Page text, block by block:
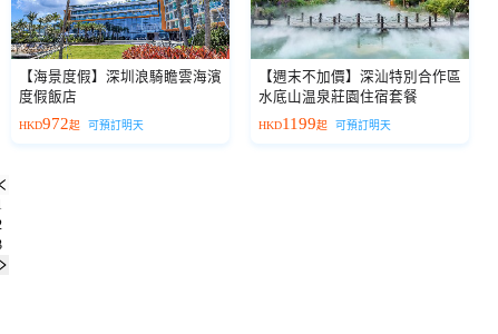
【海景度假】深圳浪騎瞻雲海濱
度假飯店
HKD972起 可預訂明天
【週末不加價】深汕特別合作區
水底山温泉莊園住宿套餐
HKD1199起 可預訂明天